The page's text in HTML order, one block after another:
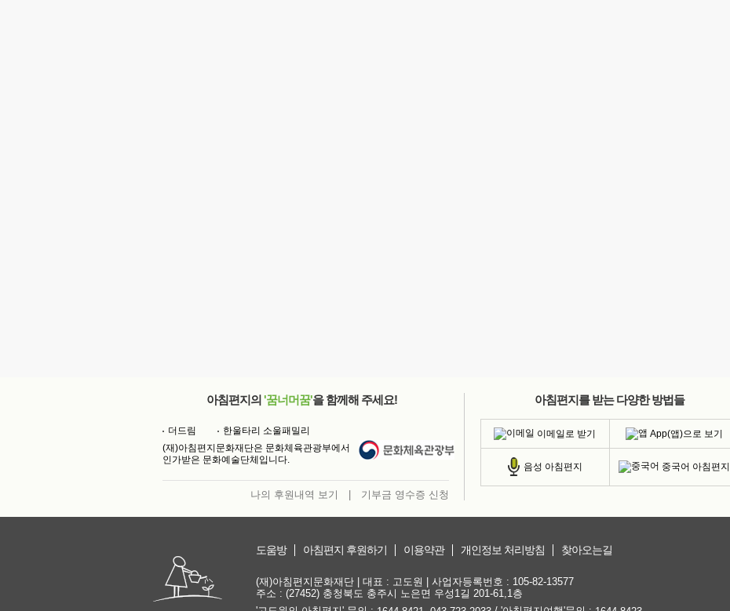
아침편지의 '꿈너머꿈'을 함께해 주세요!
더드림
한울타리 소울패밀리
(재)아침편지문화재단은 문화체육관광부에서
인가받은 문화예술단체입니다.
나의 후원내역 보기 기부금 영수증 신청
아침편지를 받는 다양한 방법들
이메일로 받기 App(앱)으로 보기
음성 아침편지 중국어 아침편지
도움방 아침편지 후원하기 이용약관 개인정보 처리방침 찾아오는길
(재)아침편지문화재단 | 대표 : 고도원 | 사업자등록번호 : 105-82-13577
주소 : (27452) 충청북도 충주시 노은면 우성1길 201-61,1층